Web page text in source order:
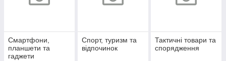
Смартфони,
планшети та
гаджети
Спорт, туризм та
відпочинок
Тактичні товари та
спорядження